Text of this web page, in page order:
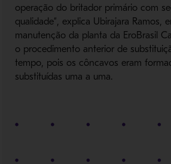
operação do britador primário com
qualidade”, explica Ubirajara Ramos,
manutenção da planta da EroBrasil
o procedimento anterior de
tempo, pois os côncavos eram
substituídas uma a uma.